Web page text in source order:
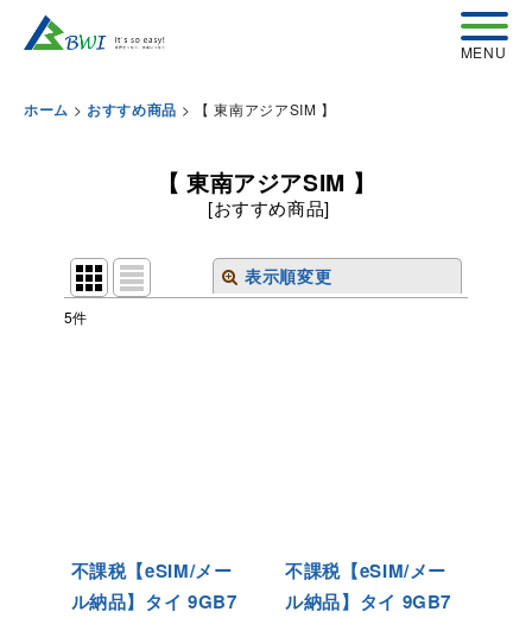
ホーム > おすすめ商品 > 【 東南アジアSIM 】
【 東南アジアSIM 】
[おすすめ商品]
表示順変更
5件
不課税【eSIM/メー
ル納品】タイ 9GB7
不課税【eSIM/メー
ル納品】タイ 9GB7